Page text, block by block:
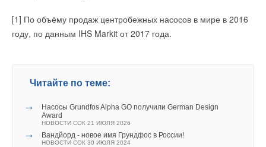
[1] По объёму продаж центробежных насосов в мире в 2016
году, по данным IHS Markit от 2017 года.
Читайте по теме:
→
Насосы Grundfos Alpha GO получили German Design
Award
НОВОСТИ СОК 21 ИЮЛЯ 2026
→ Вандйорд - новое имя Грундфос в России!
НОВОСТИ СОК 30 ИЮЛЯ 2024